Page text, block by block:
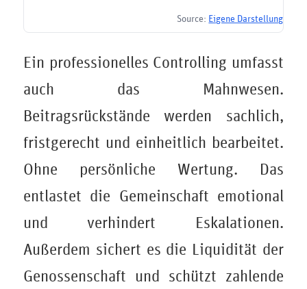
Source: Eigene Darstellung
Ein professionelles Controlling umfasst
auch das Mahnwesen.
Beitragsrückstände werden sachlich,
fristgerecht und einheitlich bearbeitet.
Ohne persönliche Wertung. Das
entlastet die Gemeinschaft emotional
und verhindert Eskalationen.
Außerdem sichert es die Liquidität der
Genossenschaft und schützt zahlende